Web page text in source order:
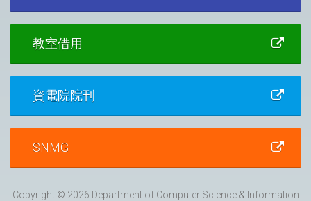
教室借用
資電院院刊
SNMG
Copyright © 2026 Department of Computer Science & Information